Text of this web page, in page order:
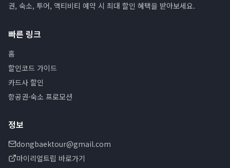
권, 숙소, 투어, 액티비티 예약 시 최대 할인 혜택을 받아보세요.
빠른 링크
홈
할인코드 가이드
카드사 할인
항공권·숙소 프로모션
정보
dongbaektour@gmail.com
마이리얼트립 바로가기